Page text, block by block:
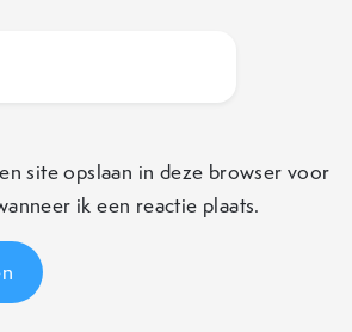
site opslaan in deze browser voor
ik een reactie plaats.